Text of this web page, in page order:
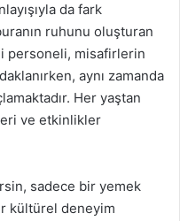
da fark
ruhunu oluşturan
personeli, misafirlerin
aynı zamanda
Her yaştan
ve etkinlikler
sadece bir yemek
kültürel deneyim